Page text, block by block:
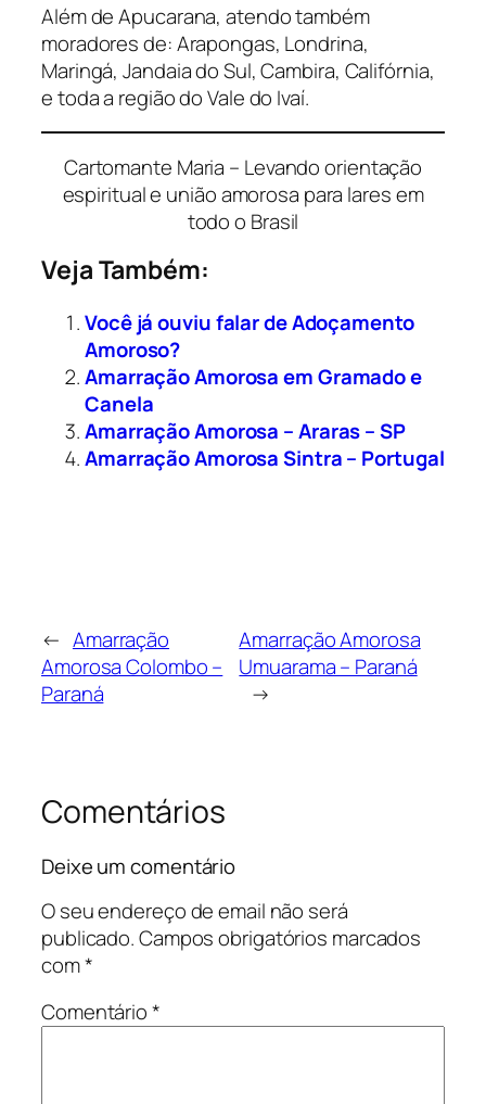
Além de Apucarana, atendo também
moradores de: Arapongas, Londrina,
Maringá, Jandaia do Sul, Cambira, Califórnia,
e toda a região do Vale do Ivaí.
Cartomante Maria – Levando orientação
espiritual e união amorosa para lares em
todo o Brasil
Veja Também:
Você já ouviu falar de Adoçamento
Amoroso?
Amarração Amorosa em Gramado e
Canela
Amarração Amorosa – Araras – SP
Amarração Amorosa Sintra – Portugal
← Amarração
Amorosa Colombo –
Paraná
Amarração Amorosa
Umuarama – Paraná
→
Comentários
Deixe um comentário
O seu endereço de email não será
publicado.Campos obrigatórios marcados
com*
Comentário*